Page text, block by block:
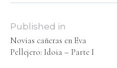
Published in
Novias cañeras en Eva
Pellejero: Idoia – Parte I